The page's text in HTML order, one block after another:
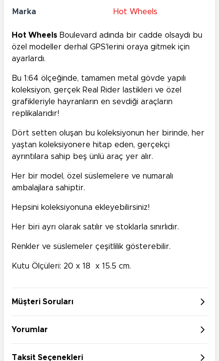
Marka Hot Wheels
Hot Wheels Boulevard adında bir cadde olsaydı bu
özel modeller derhal GPS'lerini oraya gitmek için
ayarlardı.
Bu 1:64 ölçeğinde, tamamen metal gövde yapılı
koleksiyon, gerçek Real Rider lastikleri ve özel
grafikleriyle hayranların en sevdiği araçların
replikalarıdır!
Dört setten oluşan bu koleksiyonun her birinde, her
yaştan koleksiyonere hitap eden, gerçekçi
ayrıntılara sahip beş ünlü araç yer alır.
Her bir model, özel süslemelere ve numaralı
ambalajlara sahiptir.
Hepsini koleksiyonuna ekleyebilirsiniz!
Her biri ayrı olarak satılır ve stoklarla sınırlıdır.
Renkler ve süslemeler çeşitlilik gösterebilir.
Kutu Ölçüleri: 20 x 18 x 15.5 cm.
Müşteri Soruları
Yorumlar
Taksit Seçenekleri